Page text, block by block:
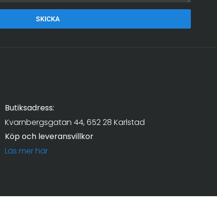
SKICKA
Butiksadress:
Kvarnbergsgatan 44, 652 28 Karlstad
Köp och leveransvillkor
Läs mer här